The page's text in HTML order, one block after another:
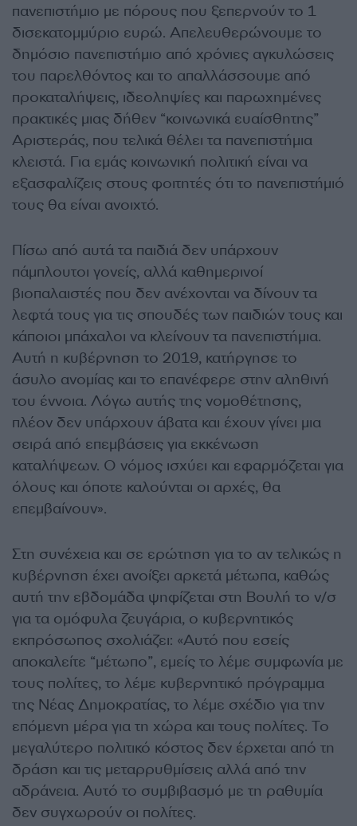
πανεπιστήμιο με πόρους που ξεπερνούν το 1
δισεκατομμύριο ευρώ. Απελευθερώνουμε το
δημόσιο πανεπιστήμιο από χρόνιες αγκυλώσεις
του παρελθόντος και το απαλλάσσουμε από
προκαταλήψεις, ιδεοληψίες και παρωχημένες
πρακτικές μιας δήθεν “κοινωνικά ευαίσθητης”
Αριστεράς, που τελικά θέλει τα πανεπιστήμια
κλειστά. Για εμάς κοινωνική πολιτική είναι να
εξασφαλίζεις στους φοιτητές ότι το πανεπιστήμιό
τους θα είναι ανοιχτό.
Πίσω από αυτά τα παιδιά δεν υπάρχουν
πάμπλουτοι γονείς, αλλά καθημερινοί
βιοπαλαιστές που δεν ανέχονται να δίνουν τα
λεφτά τους για τις σπουδές των παιδιών τους και
κάποιοι μπάχαλοι να κλείνουν τα πανεπιστήμια.
Αυτή η κυβέρνηση το 2019, κατήργησε το
άσυλο ανομίας και το επανέφερε στην αληθινή
του έννοια. Λόγω αυτής της νομοθέτησης,
πλέον δεν υπάρχουν άβατα και έχουν γίνει μια
σειρά από επεμβάσεις για εκκένωση
καταλήψεων. Ο νόμος ισχύει και εφαρμόζεται για
όλους και όποτε καλούνται οι αρχές, θα
επεμβαίνουν».
Στη συνέχεια και σε ερώτηση για το αν τελικώς η
κυβέρνηση έχει ανοίξει αρκετά μέτωπα, καθώς
αυτή την εβδομάδα ψηφίζεται στη Βουλή το ν/σ
για τα ομόφυλα ζευγάρια, ο κυβερνητικός
εκπρόσωπος σχολιάζει: «Αυτό που εσείς
αποκαλείτε “μέτωπο”, εμείς το λέμε συμφωνία με
τους πολίτες, το λέμε κυβερνητικό πρόγραμμα
της Νέας Δημοκρατίας, το λέμε σχέδιο για την
επόμενη μέρα για τη χώρα και τους πολίτες. Το
μεγαλύτερο πολιτικό κόστος δεν έρχεται από τη
δράση και τις μεταρρυθμίσεις αλλά από την
αδράνεια. Αυτό το συμβιβασμό με τη ραθυμία
δεν συγχωρούν οι πολίτες.